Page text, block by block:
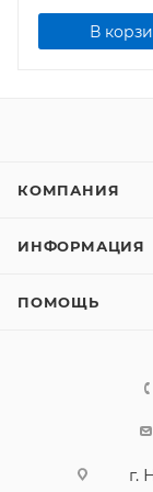
В
КОМПАНИЯ
ИНФОРМАЦИЯ
ПОМОЩЬ
г.